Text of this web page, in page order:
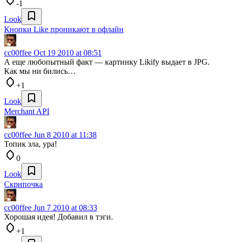
-1
Look
Кнопки Like проникают в офлайн
cc00ffee Oct 19 2010 at 08:51
А еще любопытный факт — картинку Likify выдает в JPG.
Как мы ни бились…
+1
Look
Merchant API
cc00ffee Jun 8 2010 at 11:38
Топик зла, ура!
0
Look
Скрипочка
cc00ffee Jun 7 2010 at 08:33
Хорошая идея! Добавил в тэги.
+1